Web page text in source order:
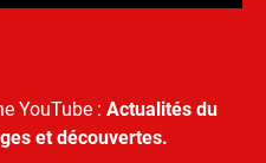
YouTube : Actualités du
et découvertes.